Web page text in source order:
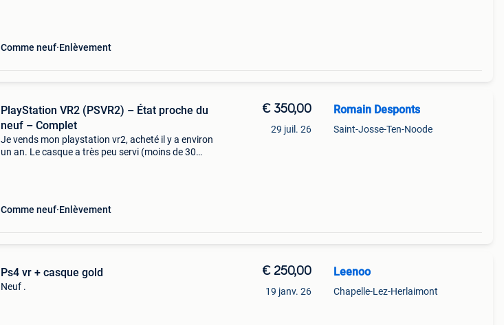
Comme neuf Enlèvement
PlayStation VR2 (PSVR2) – État proche du
neuf – Complet
Je vends mon playstation vr2, acheté il y a environ
un an. Le casque a très peu servi (moins de 30
Comme neuf Enlèvement
€ 350,00
29 juil. 26
Romain Desponts
Saint-Josse-Ten-Noode
Ps4 vr + casque gold
Neuf .
€ 250,00
19 janv. 26
Leenoo
Chapelle-Lez-Herlaimont